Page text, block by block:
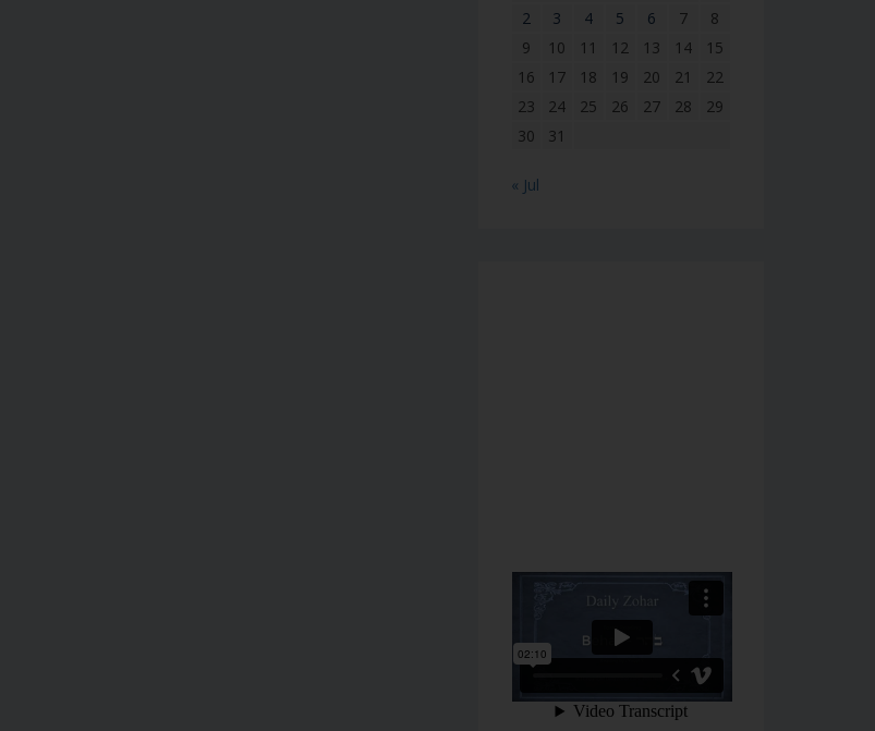
2
3 4 5 6 7
8
9
10 11 12 13 14
15
16
17 18 19 20 21
22
23
24 25 26 27 28
29
30
31
« Jul